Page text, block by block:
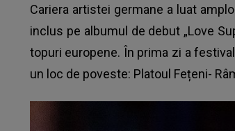
Cariera artistei germane a luat
inclus pe albumul de debut „Love
topuri europene. În prima zi a
un loc de poveste: Platoul Fețeni-